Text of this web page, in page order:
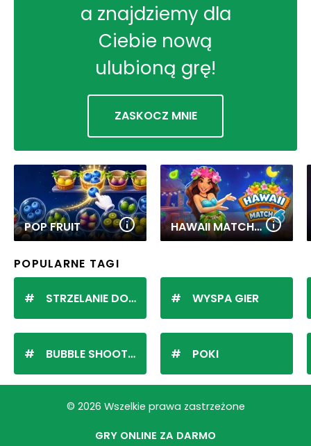
a znajdziemy dla
Ciebie nową
ulubioną grę!
ZASKOCZ MNIE
POP FRUIT HAWAII MATCH 6
POPULARNE TAGI
STRZELANIE DO KULEK
BUBBLE SHOOTER
WYSPA GIER
POKI
© 2026 Wszelkie prawa zastrzeżone
GRY ONLINE ZA DARMO